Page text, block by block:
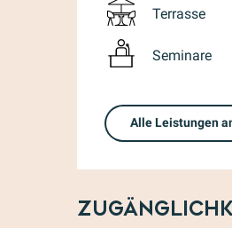
Terrasse
Seminare
Alle Leistungen